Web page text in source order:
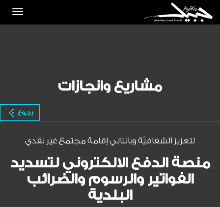
مشاريع وانجازات
رجوع
لتعزيز الشفافيّة وبالتالي إقامة مجتمع غير نقدي
منصة الدفع الالكتروني لتسديد
الفواتير والرسوم والضرائب
البلدية